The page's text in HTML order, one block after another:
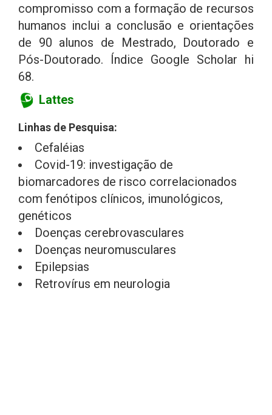
compromisso com a formação de recursos
humanos inclui a conclusão e orientações
de 90 alunos de Mestrado, Doutorado e
Pós-Doutorado. Índice Google Scholar hi
68.
Lattes
Linhas de Pesquisa:
Cefaléias
Covid-19: investigação de
biomarcadores de risco correlacionados
com fenótipos clínicos, imunológicos,
genéticos
Doenças cerebrovasculares
Doenças neuromusculares
Epilepsias
Retrovírus em neurologia